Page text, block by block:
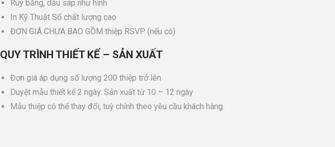
Ruy băng, dấu sáp như hình
In Kỹ Thuật Số chất lượng cao
ĐƠN GIÁ CHƯA BAO GỒM thiệp RSVP (nếu có)
QUY TRÌNH THIẾT KẾ – SẢN XUẤT
Đơn giá áp dụng số lượng 200 thiệp trở lên
Duyệt mẫu thiết kế 2 ngày. Sản xuất từ 10 – 12 ngày
Mẫu thiệp có thể thay đổi, tuỳ chỉnh theo yêu cầu khách hàng.